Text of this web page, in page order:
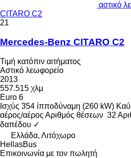
αστικό
CITARO C2
21
Mercedes-Benz CITARO C2
Τιμή κατόπιν αιτήματος
Αστικό λεωφορείο
2013
557.515 χλμ
Euro 6
Ισχύς 354 ίπποδύναμη (260 kW)
αέρος/αέρος Αριθμός θέσεων 32
δαπέδου ✓
Ελλάδα, Λιτόχωρο
HellasBus
Επικοινωνία με τον πωλητή